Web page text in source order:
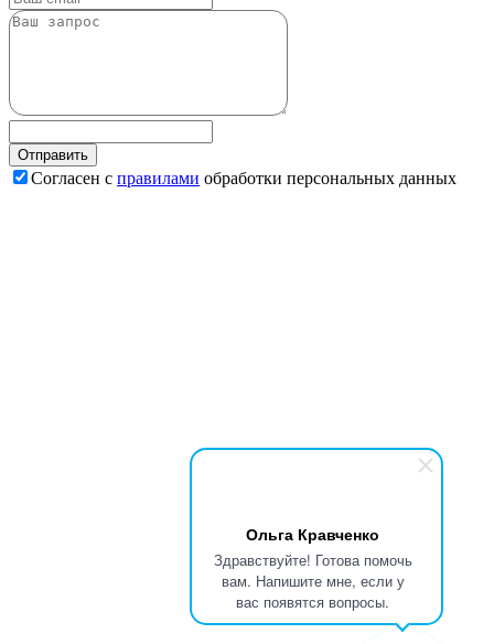
Ольга Кравченко
Здравствуйте! Готова помочь
вам. Напишите мне, если у
вас появятся вопросы.
Согласен с правилами обработки персональных данных